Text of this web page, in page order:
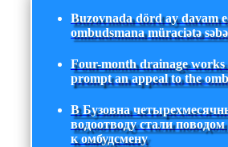
Buzovnada dörd ay davam
ombudsmana müraciətə
Four-month drainage works
prompt an appeal to the
В Бузовна
водоотводу стали
к омбудсмену